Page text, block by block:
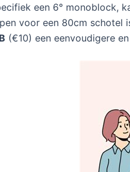
een 6° monoblock,
voor een 80cm
(€10) een eenvoudigere